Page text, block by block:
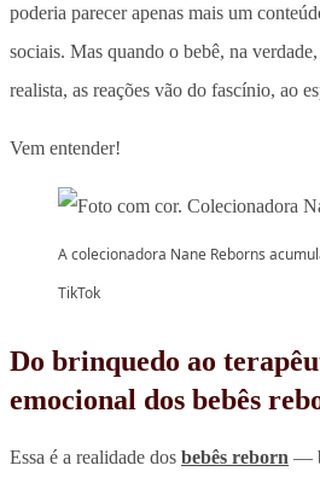
poderia parecer apenas mais um
sociais. Mas quando o bebê, na
realista, as reações vão do fascínio, ao
Vem entender!
A colecionadora Nane Reborns
TikTok
Do brinquedo ao
emocional dos bebês
Essa é a realidade dos bebês reborn —